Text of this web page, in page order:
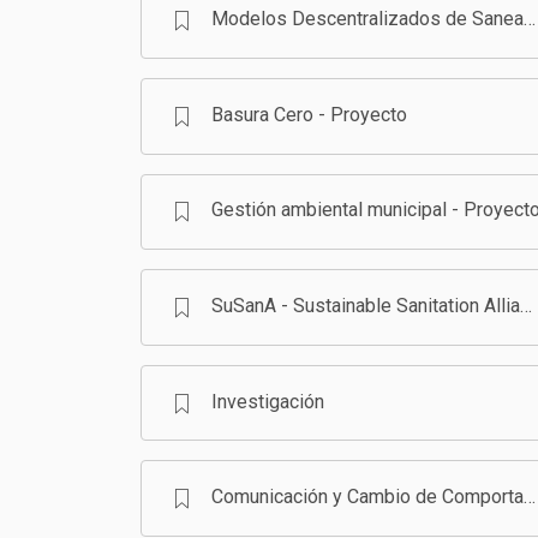
Modelos Descentralizados de Saneamiento en Bolivia - Programa
Basura Cero - Proyecto
Gestión ambiental municipal -
SuSanA - Sustainable Sanitation Alliance
Investigación
Comunicación y Cambio de Comportamiento